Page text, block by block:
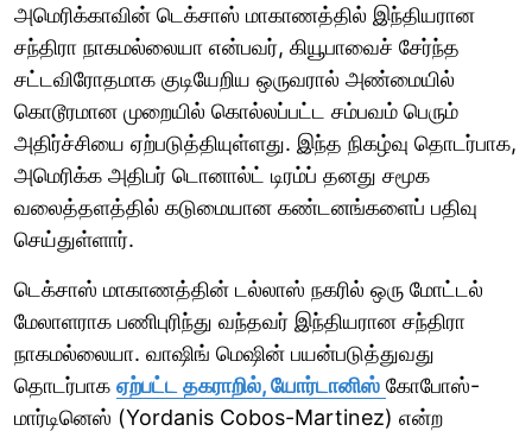
அமெரிக்காவின் டெக்சாஸ் மாகாணத்தில் இந்தியரான
சந்திரா நாகமல்லையா என்பவர், கியூபாவைச் சேர்ந்த
சட்டவிரோதமாக குடியேறிய ஒருவரால் அண்மையில்
கொடூரமான முறையில் கொல்லப்பட்ட சம்பவம் பெரும்
அதிர்ச்சியை ஏற்படுத்தியுள்ளது. இந்த நிகழ்வு தொடர்பாக,
அமெரிக்க அதிபர் டொனால்ட் டிரம்ப் தனது சமூக
வலைத்தளத்தில் கடுமையான கண்டனங்களைப் பதிவு
செய்துள்ளார்.
டெக்சாஸ் மாகாணத்தின் டல்லாஸ் நகரில் ஒரு மோட்டல்
மேலாளராக பணிபுரிந்து வந்தவர் இந்தியரான சந்திரா
நாகமல்லையா. வாஷிங் மெஷின் பயன்படுத்துவது
தொடர்பாக ஏற்பட்ட தகராறில், யோர்டானிஸ் கோபோஸ்-
மார்டினெஸ் (Yordanis Cobos-Martinez) என்ற